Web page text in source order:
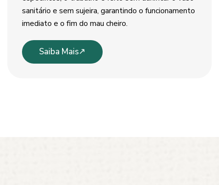
sanitário e sem sujeira, garantindo o funcionamento
imediato e o fim do mau cheiro.
Saiba Mais